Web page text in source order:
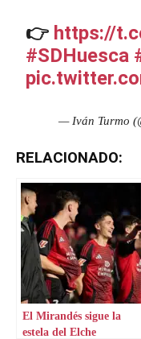
👉 https://
#SDHuesca
— Iván Turmo
RELACIONADO:
El Mirandés sigue la
estela del Elche